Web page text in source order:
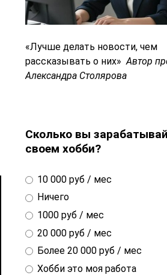
«Лучше делать новости, чем
рассказывать о них»Автор
Александра Столярова
Сколько вы
своем хобби?
10 000 руб / мес
Ничего
1000 руб / мес
20 000 руб / мес
Более 20 000 руб / мес
Хобби это моя работа